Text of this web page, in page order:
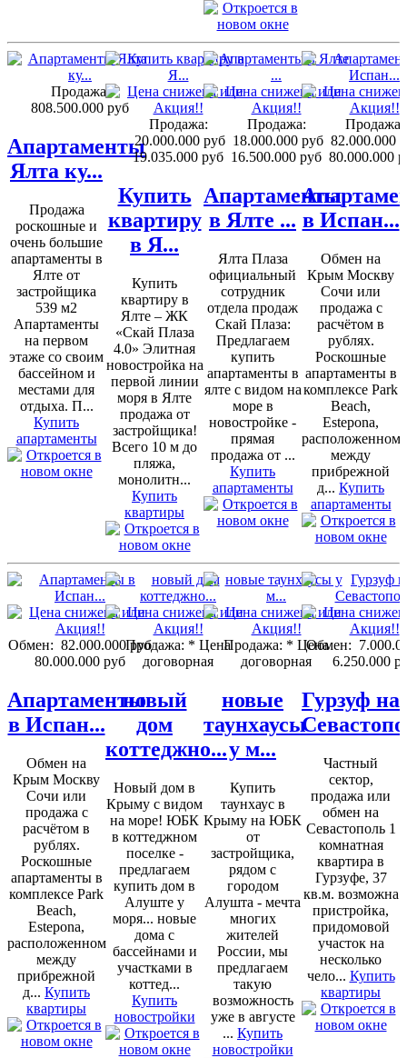
Продажа:
808.500.000 руб
Апартаменты
Ялта ку...
Продажа
роскошные и
очень большие
апартаменты в
Ялте от
застройщика
539 м2
Апартаменты
на первом
этаже со своим
бассейном и
местами для
отдыха. П...
Купить
апартаменты
Продажа:
20.000.000 руб
19.035.000 руб
Купить
квартиру
в Я...
Купить
квартиру в
Ялте – ЖК
«Скай Плаза
4.0» Элитная
новостройка на
первой линии
моря в Ялте
продажа от
застройщика!
Всего 10 м до
пляжа,
монолитн...
Купить
квартиры
Продажа:
18.000.000 руб
16.500.000 руб
Апартаменты
в Ялте ...
Ялта Плаза
официальный
сотрудник
отдела продаж
Скай Плаза:
Предлагаем
купить
апартаменты в
ялте с видом на
море в
новостройке -
прямая
продажа от ...
Купить
апартаменты
Продажа:
82.000.000
80.000.000
в Испан...
Обмен на
Крым Москву
Сочи или
продажа с
расчётом в
рублях.
Роскошные
апартаменты в
комплексе Park
Beach,
Estepona,
расположенном
между
прибрежной
д... Купить
апартаменты
Обмен: 82.000.000 руб
80.000.000 руб
Апартаменты
в Испан...
Обмен на
Крым Москву
Сочи или
продажа с
расчётом в
рублях.
Роскошные
апартаменты в
комплексе Park
Beach,
Estepona,
расположенном
между
прибрежной
д... Купить
квартиры
Продажа: * Цена
договорная
новый
дом
коттеджно...
Новый дом в
Крыму с видом
на море! ЮБК
в коттеджном
поселке -
предлагаем
купить дом в
Алуште у
моря... новые
дома с
бассейнами и
участками в
коттед...
Купить
новостройки
Продажа: * Цена
договорная
новые
таунхаусы
у м...
Купить
таунхаус в
Крыму на ЮБК
от
застройщика,
рядом с
городом
Алушта - мечта
многих
жителей
России, мы
предлагаем
такую
возможность
уже в августе
... Купить
новостройки
Обмен:
6.250.000
Гурзуф на
Частный
сектор,
продажа или
обмен на
Севастополь 1
комнатная
квартира в
Гурзуфе, 37
кв.м. возможна
пристройка,
придомовой
участок на
несколько
чело... Купить
квартиры